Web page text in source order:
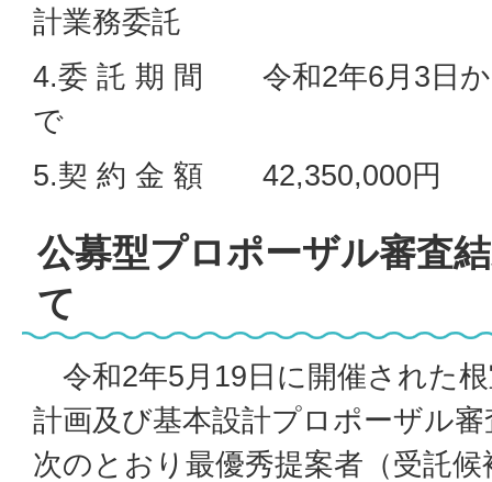
計業務委託
4.委 託 期 間 令和2年6月3日か
で
5.契 約 金 額 42,350,000円
公募型プロポーザル審査
て
令和2年5月19日に開催された
計画及び基本設計プロポーザル
次のとおり最優秀提案者（受託